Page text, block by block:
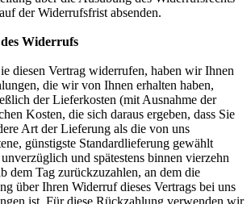
der Widerrufsfrist absenden.
Widerrufs
diesen Vertrag widerrufen, haben wir Ihnen
die wir von Ihnen erhalten haben,
der Lieferkosten (mit Ausnahme der
Kosten, die sich daraus ergeben, dass Sie
Art der Lieferung als die von uns
günstigste Standardlieferung gewählt
und spätestens binnen vierzehn
dem Tag zurückzuzahlen, an dem die
über Ihren Widerruf dieses Vertrags bei uns